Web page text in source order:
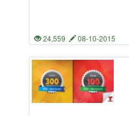
24,559 08-10-2015